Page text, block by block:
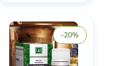
-20%